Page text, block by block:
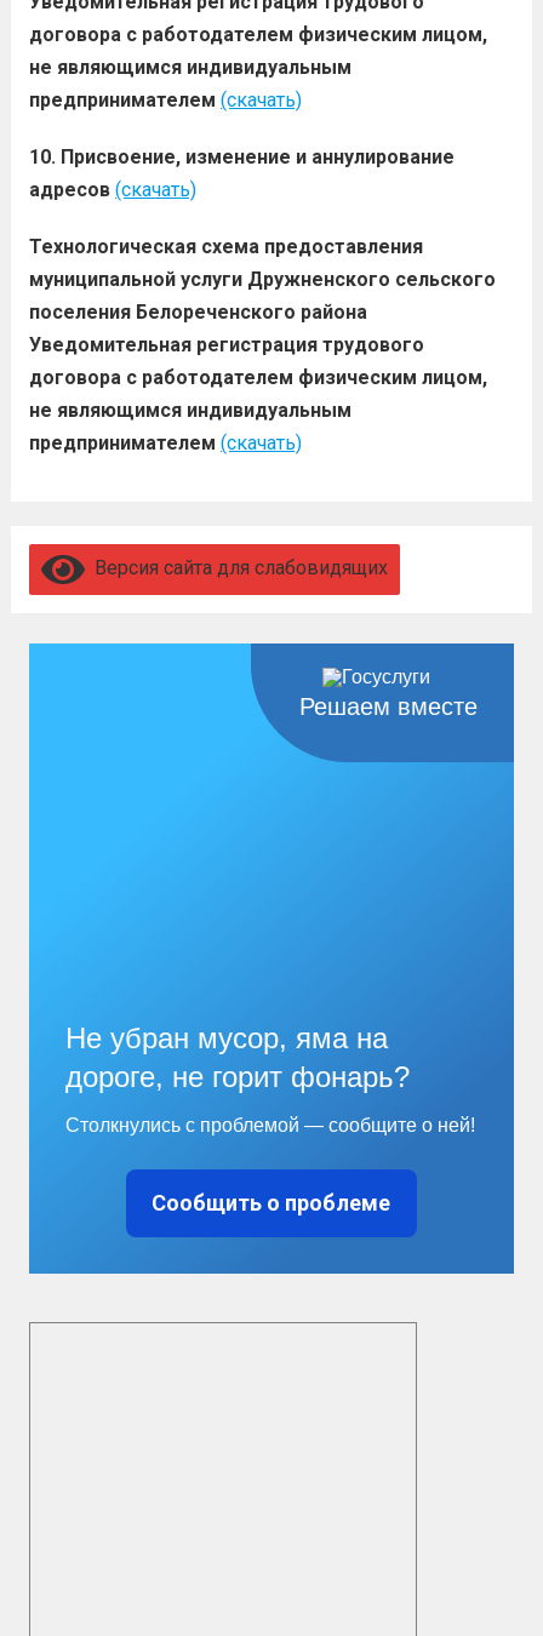
договора с работодателем физическим лицом,
не являющимся индивидуальным
предпринимателем (скачать)
10. Присвоение, изменение и аннулирование
адресов (скачать)
Технологическая схема предоставления
муниципальной услуги Дружненского сельского
поселения Белореченского района
Уведомительная регистрация трудового
договора с работодателем физическим лицом,
не являющимся индивидуальным
предпринимателем (скачать)
Версия сайта для слабовидящих
Решаем вместе
Не убран мусор, яма на
дороге, не горит фонарь?
Столкнулись с проблемой — сообщите о ней!
Сообщить о проблеме